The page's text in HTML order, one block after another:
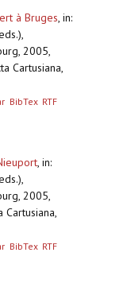
à Bruges, in:
2005,
Cartusiana,
BibTex RTF
, in:
2005,
BibTex RTF